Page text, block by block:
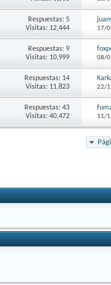
Respuestas: 5
Visitas: 12,444
17/
Respuestas: 9
Visitas: 10,999
08/
Respuestas: 14
Visitas: 11,823
22/
Respuestas: 43
Visitas: 40,472
11/